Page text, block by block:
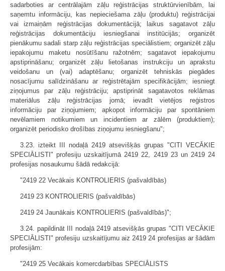
sadarboties ar centrālajām zāļu reģistrācijas struktūrvienībām, lai
saņemtu informāciju, kas nepieciešama zāļu (produktu) reģistrācijai
vai izmaiņām reģistrācijas dokumentācijā; laikus sagatavot zāļu
reģistrācijas dokumentāciju iesniegšanai institūcijās; organizēt
pienākumu sadali starp zāļu reģistrācijas speciālistiem; organizēt zāļu
iepakojumu maketu nosūtīšanu ražotnēm; sagatavot iepakojumu
apstiprināšanu; organizēt zāļu lietošanas instrukciju un aprakstu
veidošanu un (vai) adaptēšanu; organizēt tehniskās piegādes
nosacījumu salīdzināšanu ar reģistrētajām specifikācijām; iesniegt
ziņojumus par zāļu reģistrāciju; apstiprināt sagatavotos reklāmas
materiālus zāļu reģistrācijas jomā; ievadīt vietējos reģistros
informāciju par ziņojumiem; apkopot informāciju par spontāniem
nevēlamiem notikumiem un incidentiem ar zālēm (produktiem);
organizēt periodisko drošības ziņojumu iesniegšanu";
3.23. izteikt III nodaļā 2419 atsevišķās grupas "CITI VECĀKIE
SPECIĀLISTI" profesiju uzskaitījumā 2419 22, 2419 23 un 2419 24
profesijas nosaukumu šādā redakcijā:
"2419 22 Vecākais KONTROLIERIS (pašvaldībās)
2419 23 KONTROLIERIS (pašvaldībās)
2419 24 Jaunākais KONTROLIERIS (pašvaldībās)";
3.24. papildināt III nodaļā 2419 atsevišķās grupas "CITI VECĀKIE
SPECIĀLISTI" profesiju uzskaitījumu aiz 2419 24 profesijas ar šādām
profesijām:
"2419 25 Vecākais komercdarbības SPECIĀLISTS